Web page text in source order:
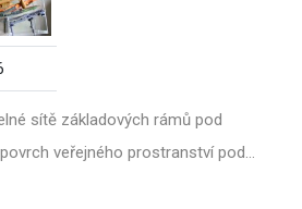
sítě základových rámů pod
veřejného prostranství pod…